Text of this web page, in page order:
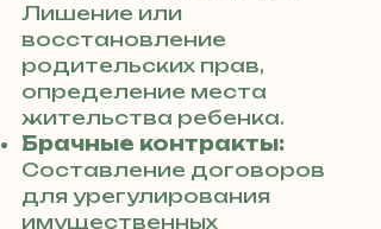
Лишение или
восстановление
родительских прав,
определение места
жительства ребенка.
Брачные контракты:
Составление договоров
для урегулирования
имущественных